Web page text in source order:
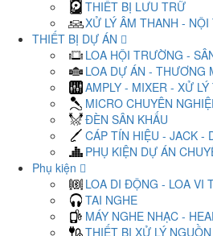
THIẾT BỊ LƯU TRỮ
XỬ LÝ ÂM THANH - NỘI
THIẾT BỊ DỰ ÁN
LOA HỘI TRƯỜNG -
LOA DỰ ÁN - THƯƠNG
AMPLY - MIXER - XỬ LÝ
MICRO CHUYÊN
ĐÈN SÂN KHẤU
CÁP TÍN HIỆU - JACK -
PHỤ KIỆN DỰ ÁN
Phụ kiện
LOA DI ĐỘNG - LOA VI
TAI NGHE
MÁY NGHE NHẠC -
THIẾT BỊ XỬ LÝ